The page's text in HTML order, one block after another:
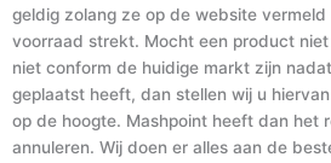
geldig zolang ze op de website
voorraad strekt. Mocht een product
niet conform de huidige markt zijn
geplaatst heeft, dan stellen wij u
op de hoogte. Mashpoint heeft dan het
annuleren. Wij doen er alles aan de